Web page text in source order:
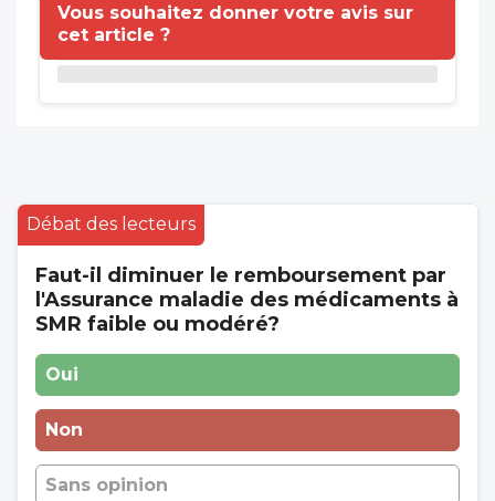
Vous souhaitez donner votre avis sur
cet article ?
Débat des lecteurs
Faut-il diminuer le remboursement par
l'Assurance maladie des médicaments à
SMR faible ou modéré?
Oui
Non
Sans opinion